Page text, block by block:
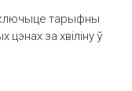
тарыфны
за хвіліну ў